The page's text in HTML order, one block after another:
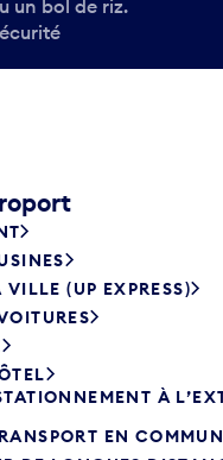
un bol de riz.
(UP EXPRESS)
À
EN